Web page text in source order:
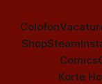
Colofon
ShopSteam
Comics
Korte